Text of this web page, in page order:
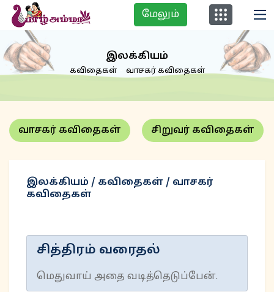
மேலும்
இலக்கியம்
கவிதைகள் வாசகர் கவிதைகள்
வாசகர் கவிதைகள் சிறுவர் கவிதைகள்
இலக்கியம் / கவிதைகள் / வாசகர்
கவிதைகள்
சித்திரம் வரைதல்
மெதுவாய் அதை வடித்தெடுப்பேன்.